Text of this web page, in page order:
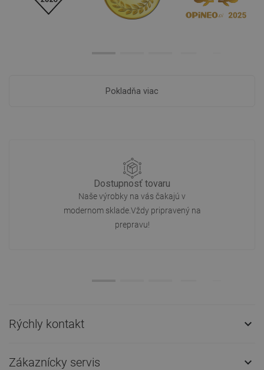
Pokladňa viac
Dostupnosť tovaru
Naše výrobky na vás čakajú v
modernom sklade.Vždy pripravený na
prepravu!
Rýchly kontakt 
Zákaznícky servis 